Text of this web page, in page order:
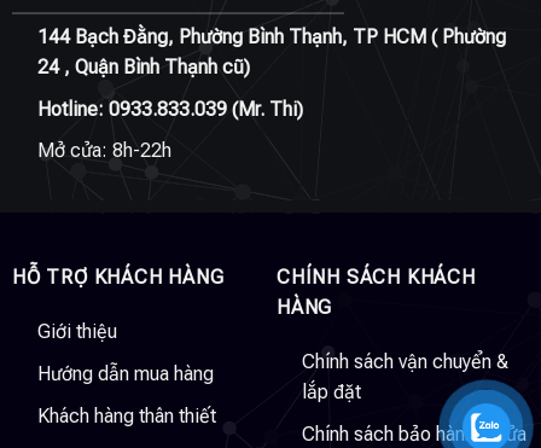
144 Bạch Đằng, Phường Bình Thạnh, TP HCM ( Phường
24 , Quận Bình Thạnh cũ)
Hotline: 0933.833.039(Mr. Thi)
Mở cửa: 8h-22h
HỖ TRỢ KHÁCH HÀNG
Giới thiệu
Hướng dẫn mua hàng
Khách hàng thân thiết
CHÍNH SÁCH KHÁCH
HÀNG
Chính sách vận chuyển &
lắp đặt
Chính sách bảo hành & sửa